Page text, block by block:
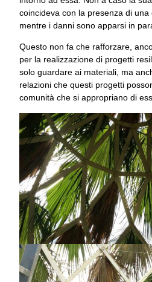
coincideva con la presenza di una
mentre i danni sono apparsi in
Questo non fa che rafforzare,
per la realizzazione di progetti
solo guardare ai materiali, ma
relazioni che questi progetti
comunità che si appropriano di